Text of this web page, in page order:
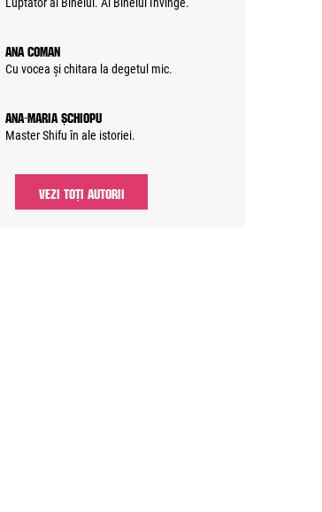
Ana Coman
Cu vocea și chitara la degetul mic.
Ana-Maria Șchiopu
Master Shifu în ale istoriei.
VEZI TOȚI AUTORII